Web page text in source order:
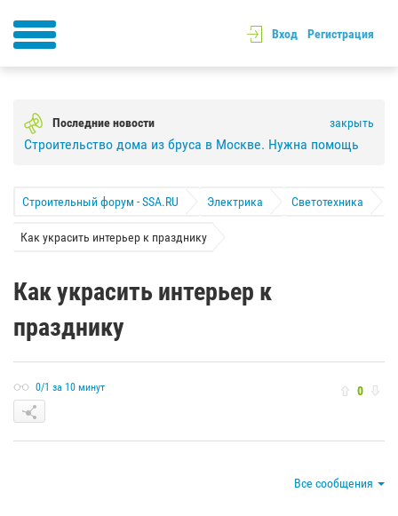
Вход Регистрация
Последние новости закрыть
Строительство дома из бруса в Москве. Нужна помощь
Строительный форум - SSA.RU Электрика Светотехника
Как украсить интерьер к празднику
Как украсить интерьер к
празднику
0/1 за 10 минут 0
Все сообщения